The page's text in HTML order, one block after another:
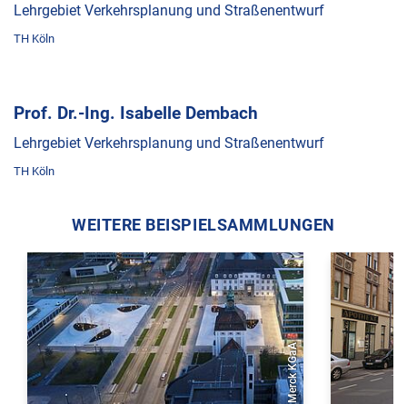
Lehrgebiet Verkehrsplanung und Straßenentwurf
TH Köln
Prof. Dr.-Ing. Isabelle Dembach
Lehrgebiet Verkehrsplanung und Straßenentwurf
TH Köln
WEITERE BEISPIELSAMMLUNGEN
Merck KGaA